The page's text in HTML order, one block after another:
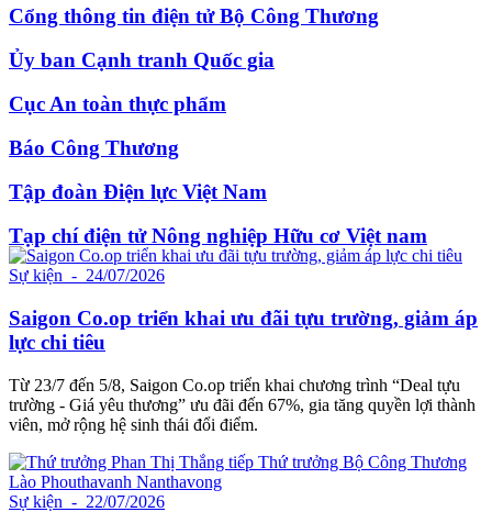
Cổng thông tin điện tử Bộ Công Thương
Ủy ban Cạnh tranh Quốc gia
Cục An toàn thực phẩm
Báo Công Thương
Tập đoàn Điện lực Việt Nam
Tạp chí điện tử Nông nghiệp Hữu cơ Việt nam
Sự kiện - 24/07/2026
Saigon Co.op triển khai ưu đãi tựu trường, giảm áp
lực chi tiêu
Từ 23/7 đến 5/8, Saigon Co.op triển khai chương trình “Deal tựu
trường - Giá yêu thương” ưu đãi đến 67%, gia tăng quyền lợi thành
viên, mở rộng hệ sinh thái đổi điểm.
Sự kiện - 22/07/2026